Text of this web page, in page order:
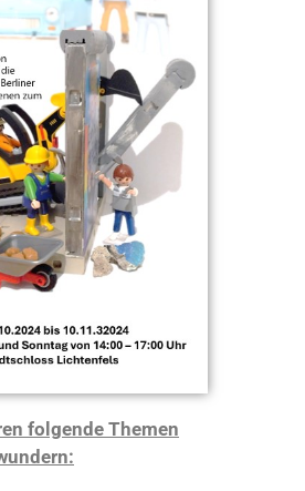
folgende Themen